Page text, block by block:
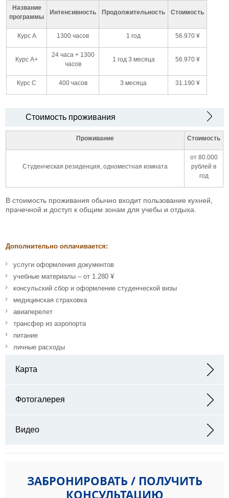
Название
программы
Интенсивность Продолжительность Стоимость
Курс A 1300 часов 1 год 56.970 ¥
Курс A+
24 часа + 1300
часов
1 год 3 месяца 56.970 ¥
Курс С 400 часов 3 месяца 31.190 ¥
Стоимость проживания
Проживание Стоимость
Студенческая резиденция, одноместная комната
от 80.000
рублей в
год
В стоимость проживания обычно входит пользование кухней,
прачечной и доступ к общим зонам для учебы и отдыха.
Дополнительно оплачивается:
услуги оформления документов
учебные материалы – от 1.280 ¥
консульский сбор и оформление студенческой визы
медицинская страховка
авиаперелет
трансфер из аэропорта
питание
личные расходы
Карта
Фотогалерея
Видео
ЗАБРОНИРОВАТЬ / ПОЛУЧИТЬ
КОНСУЛЬТАЦИЮ